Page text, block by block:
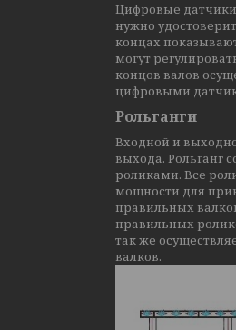
Цифровые
нужно
концах
могут
концов валов
цифровыми
Рольганги
Входной и
выхода. Рольганг
роликами. Все
мощности для
правильных
правильных
так же
валков.